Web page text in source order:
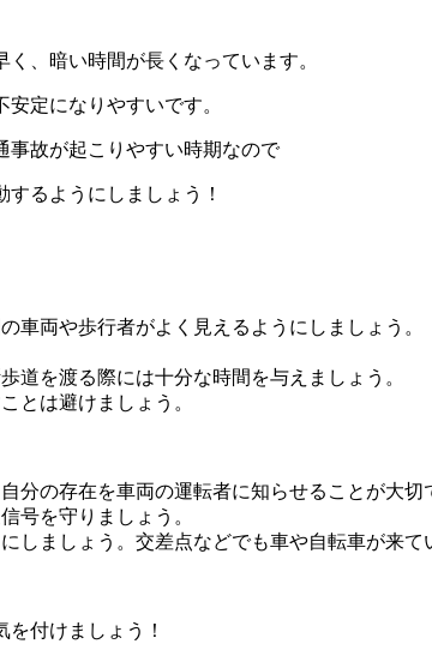
、暗い時間が長くなっています。
定になりやすいです。
事故が起こりやすい時期なので
るようにしましょう！
車両や歩行者がよく見えるようにしましょう。
道を渡る際には十分な時間を与えましょう。
とは避けましょう。
分の存在を車両の運転者に知らせることが大切
号を守りましょう。
しましょう。交差点などでも車や自転車が来て
を付けましょう！